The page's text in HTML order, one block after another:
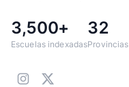
3,500+
Escuelas indexadas
32
Provincias